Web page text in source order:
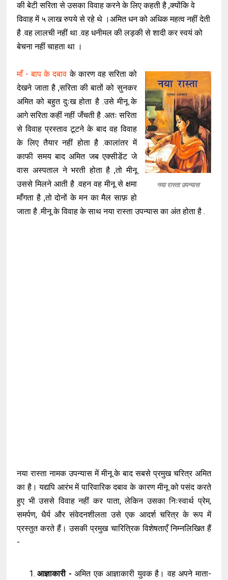
की बेटी सरिता से उसका विवाह करने के लिए कहती है ,क्योंकि वे
विवाह में ५ लाख रुपये से रहे थे ।अमित धन को अधिक महत्व नहीं देती
है .वह लालची नहीं था .वह धनीमल की लड़की से शादी कर स्वयं को
बेचना नहीं चाहता था ।
नया रास्ता उपन्यास
माँ - बाप के दबाव के कारण वह सरिता को
देखने जाता है ,सरिता की बातों को सुनकर
अमित को बहुत दुःख होता है .उसे मीनू के
आगे सरिता कहीं नहीं जँचती है .अतः सरिता
से विवाह प्रस्ताव टूटने के बाद वह विवाह
के लिए तैयार नहीं होता है .कालांतर में
काफी समय बाद अमित जब एक्सीडेंट जे
वास अस्पताल ने भरती होता है ,तो मीनू
उससे मिलने आती है .वहन वह मीनू से क्षमा
माँगता है ,तो दोनों के मन का मैल साफ़ हो
जाता है .मीनू के विवाह के साथ नया रास्ता उपन्यास का अंत होता है .
नया रास्ता नामक उपन्यास में मीनू के बाद सबसे प्रमुख चरित्र अमित
का है। यद्यपि आरंभ में पारिवारिक दबाव के कारण मीनू को पसंद करते
हुए भी उससे विवाह नहीं कर पाता, लेकिन उसका निःस्वार्थ प्रेम,
समर्पण, धैर्य और संवेदनशीलता उसे एक आदर्श चरित्र के रूप में
प्रस्तुत करते हैं। उसकी प्रमुख चारित्रिक विशेषताएँ निम्नलिखित हैं
-
आज्ञाकारी -अमित एक आज्ञाकारी युवक है। वह अपने माता-